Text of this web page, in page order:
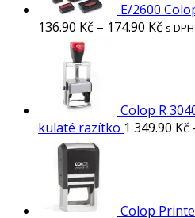
E/2600
136.90 Kč – 174.90 Kč s DPH
Colop R
kulaté razítko 1 349.90 Kč
Colop